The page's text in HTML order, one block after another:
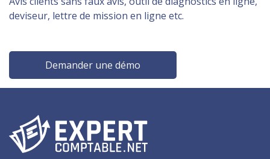
deviseur, lettre de mission en ligne etc.
Demander une démo